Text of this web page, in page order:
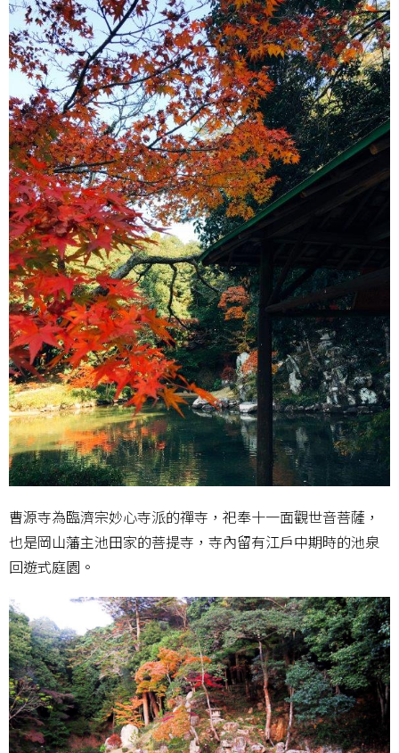
曹源寺為臨濟宗妙心寺派的禪寺，祀奉十一面觀世音菩薩，
也是岡山藩主池田家的菩提寺，寺內留有江戶中期時的池泉
回遊式庭園。